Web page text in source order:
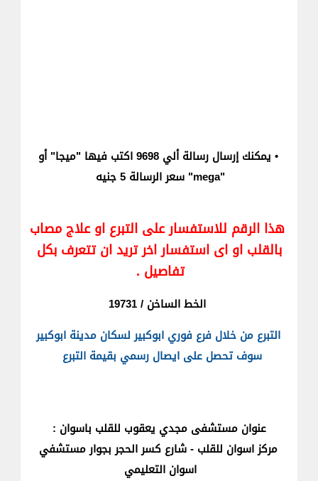
•
يمكنك إرسال رسالة ألي 9698 اكتب فيها "ميجا" أو
"mega" سعر الرسالة 5 جنيه
هذا الرقم للاستفسار على التبرع او علاج مصاب
بالقلب او اى استفسار اخر تريد ان تتعرف بكل
تفاصيل .
الخط الساخن / 19731
التبرع من خلال فرع فوري ابوكبير لسكان مدينة ابوكبير
سوف تحصل على ايصال رسمي بقيمة التبرع
عنوان مستشفى مجدي يعقوب للقلب باسوان :
مركز اسوان للقلب - شارع كسر الحجر بجوار مستشفي
اسوان التعليمي